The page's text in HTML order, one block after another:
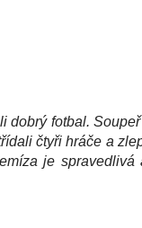
dobrý fotbal.
čtyři hráče a
je